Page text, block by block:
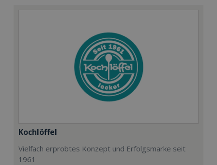
Kochlöffel
Vielfach erprobtes Konzept und Erfolgsmarke seit
1961